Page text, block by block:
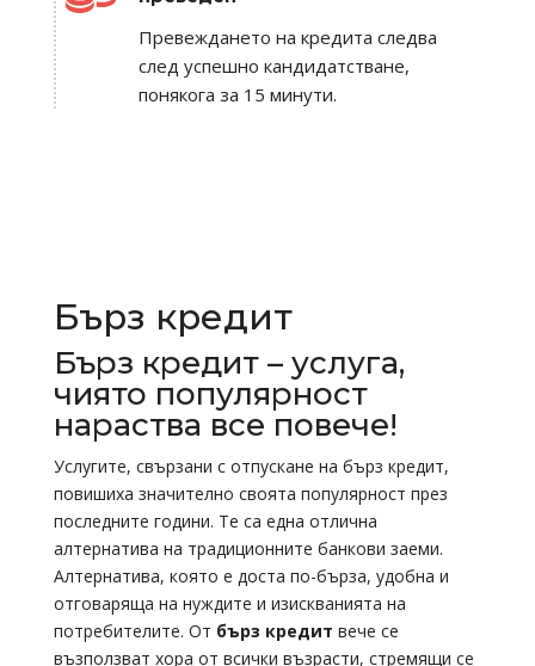
Превеждането на кредита следва
след успешно кандидатстване,
понякога за 15 минути.
Бърз кредит
Бърз кредит – услуга,
чиято популярност
нараства все повече!
Услугите, свързани с отпускане на бърз кредит,
повишиха значително своята популярност през
последните години. Те са една отлична
алтернатива на традиционните банкови заеми.
Алтернатива, която е доста по-бърза, удобна и
отговаряща на нуждите и изискванията на
потребителите. От бърз кредит вече се
възползват хора от всички възрасти, стремящи се